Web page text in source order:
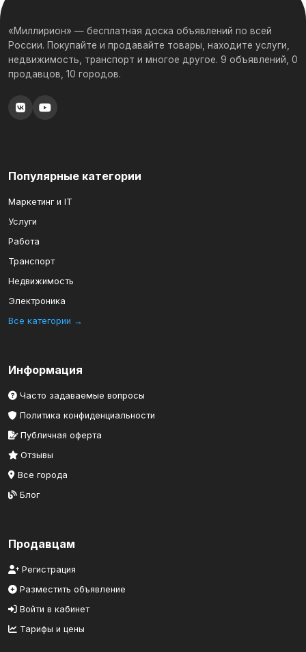
«Миллирион» — бесплатная доска объявлений по всей
России. Покупайте и продавайте товары, находите услуги,
недвижимость, транспорт и многое другое. 9 объявлений, 0
продавцов, 10 городов.
Популярные категории
Маркетинг и IT
Услуги
Работа
Транспорт
Недвижимость
Электроника
Все категории →
Информация
Часто задаваемые вопросы
Политика конфиденциальности
Публичная оферта
Отзывы
Все города
Блог
Продавцам
Регистрация
Разместить объявление
Войти в кабинет
Тарифы и цены